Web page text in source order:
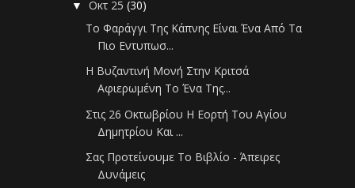
▼Οκτ 25(30)
Το Φαράγγι Της Κάπνης Είναι Ένα Από Τα
Πιο Εντυπωσ...
Η Βυζαντινή Μονή Στην Κριτσά
Αφιερωμένη Το Ένα Της...
Στις 26 Οκτωβρίου Η Εορτή Του Αγίου
Δημητρίου Και ...
Σας Προτείνουμε Το Βιβλίο - Άπειρες
Δυνάμεις